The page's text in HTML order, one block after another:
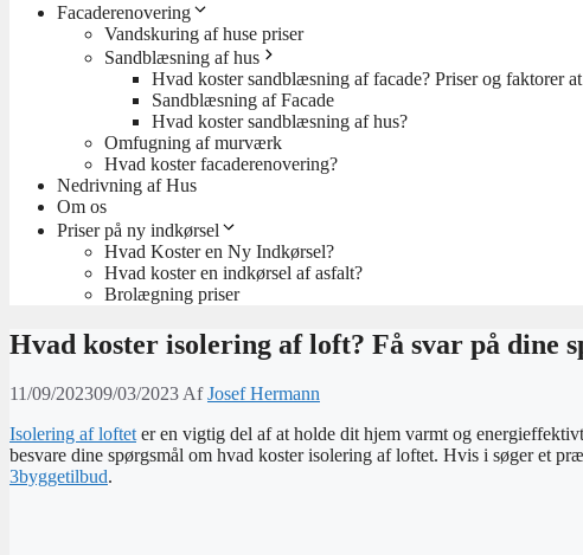
Facaderenovering
Vandskuring af huse priser
Sandblæsning af hus
Hvad koster sandblæsning af facade? Priser og faktorer
Sandblæsning af Facade
Hvad koster sandblæsning af hus?
Omfugning af murværk
Hvad koster facaderenovering?
Nedrivning af Hus
Om os
Priser på ny indkørsel
Hvad Koster en Ny Indkørsel?
Hvad koster en indkørsel af asfalt?
Brolægning priser
Hvad koster isolering af loft? Få svar på dine
11/09/202309/03/2023AfJosef Hermann
Isolering af lofteter en vigtig del af at holde dit hjem varmt og
besvare dine spørgsmål om hvad koster isolering af loftet. Hvis i søger et
3byggetilbud.